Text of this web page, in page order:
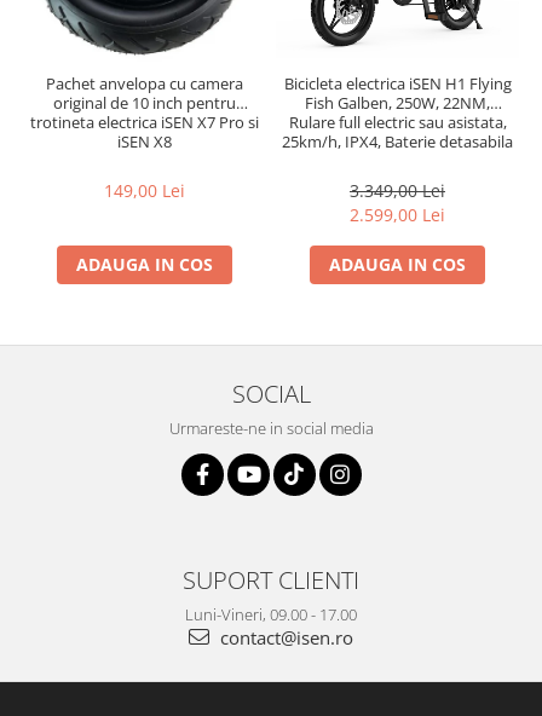
Pachet anvelopa cu camera
original de 10 inch pentru
trotineta electrica iSEN X7 Pro si
iSEN X8
149,00 Lei
ADAUGA IN COS
Bicicleta electrica iSEN H1 Flying
Fish Galben, 250W, 22NM,
Rulare full electric sau asistata,
25km/h, IPX4, Baterie detasabila
3.349,00 Lei
2.599,00 Lei
ADAUGA IN COS
SOCIAL
Urmareste-ne in social media
SUPORT CLIENTI
Luni-Vineri, 09.00 - 17.00
contact@isen.ro